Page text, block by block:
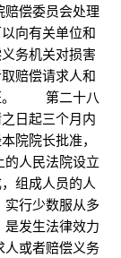
偿委员会处理
向有关单位和
务机关对损害
赔偿请求人和
证。 第二十八
日起三个月内
院院长批准，
人民法院设立
组成人员的人
行少数服从多
发生法律效力
或者赔偿义务